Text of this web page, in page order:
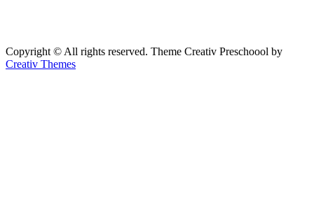
Copyright © All rights reserved. Theme Creativ Preschoool by
Creativ Themes